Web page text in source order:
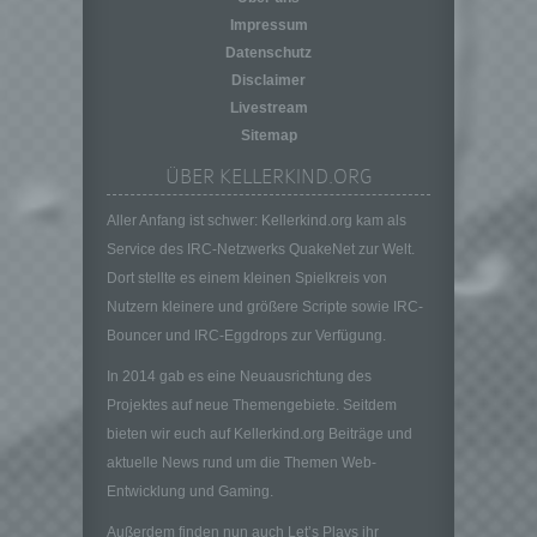
Impressum
Datenschutz
Disclaimer
Livestream
Sitemap
ÜBER KELLERKIND.ORG
Aller Anfang ist schwer: Kellerkind.org kam als
Service des IRC-Netzwerks QuakeNet zur Welt.
Dort stellte es einem kleinen Spielkreis von
Nutzern kleinere und größere Scripte sowie IRC-
Bouncer und IRC-Eggdrops zur Verfügung.
In 2014 gab es eine Neuausrichtung des
Projektes auf neue Themengebiete. Seitdem
bieten wir euch auf Kellerkind.org Beiträge und
aktuelle News rund um die Themen Web-
Entwicklung und Gaming.
Außerdem finden nun auch Let’s Plays ihr
auf welche die personenbezogenen Daten
ohne Hinzuziehung zusätzlicher
Informationen nicht mehr einer spezifischen
können, sofern diese zusätzlichen
Informationen gesondert aufbewahrt werden
und technischen und organisatorischen
Maßnahmen unterliegen, die gewährleisten,
dass die personenbezogenen Daten nicht
natürlichen Person zugewiesen werden.
g) Verantwortlicher oder für die Verarbeitung
Verantwortlicher
Verantwortlicher oder für die Verarbeitung
Verantwortlicher ist die natürliche oder
juristische Person, Behörde, Einrichtung
gemeinsam mit anderen über die Zwecke
und Mittel der Verarbeitung von
personenbezogenen Daten entscheidet.